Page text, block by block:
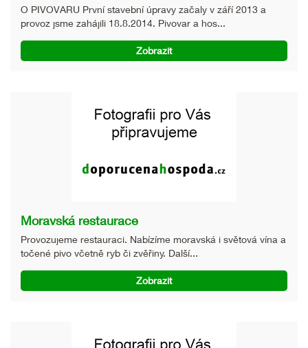
O PIVOVARU První stavební úpravy začaly v září 2013 a
provoz jsme zahájili 18.8.2014. Pivovar a hos...
Zobrazit
Moravská restaurace
Provozujeme restauraci. Nabízíme moravská i světová vína a
točené pivo včetně ryb či zvěřiny. Další...
Zobrazit